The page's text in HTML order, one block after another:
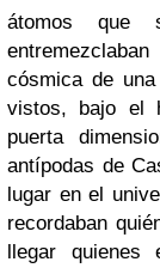
átomos que
cósmica de
vistos, bajo el
puerta
antípodas de
lugar en el
recordaban
llegar